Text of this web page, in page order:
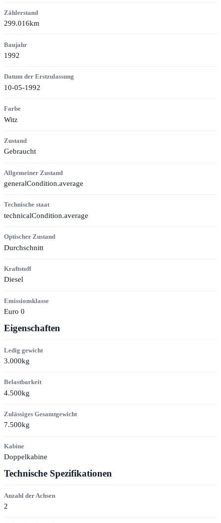
Zählerstand
299.016km
Baujahr
1992
Datum der Erstzulassung
10-05-1992
Farbe
Witz
Zustand
Gebraucht
Allgemeiner Zustand
generalCondition.average
Technische staat
technicalCondition.average
Optischer Zustand
Durchschnitt
Kraftstoff
Diesel
Emissionsklasse
Euro 0
Eigenschaften
Ledig gewicht
3.000kg
Belastbarkeit
4.500kg
Zulässiges Gesamtgewicht
7.500kg
Kabine
Doppelkabine
Technische Spezifikationen
Anzahl der Achsen
2